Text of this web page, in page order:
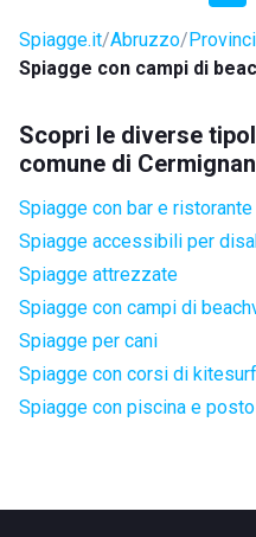
Spiagge.it Abruzzo
Spiagge con campi di
Scopri le diverse
comune di
Spiagge con bar e ristorante
Spiagge accessibili per
Spiagge attrezzate
Spiagge con campi di
Spiagge per cani
Spiagge con corsi di
Spiagge con piscina e